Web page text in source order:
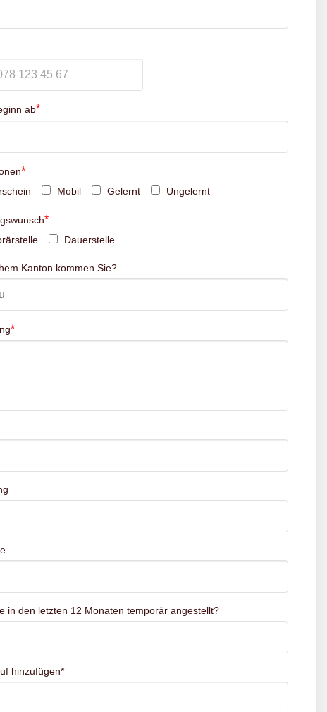
ab*
*
Mobil Gelernt Ungelernt
*
Dauerstelle
Kanton kommen Sie?
*
in den letzten 12 Monaten temporär angestellt?
hinzufügen*